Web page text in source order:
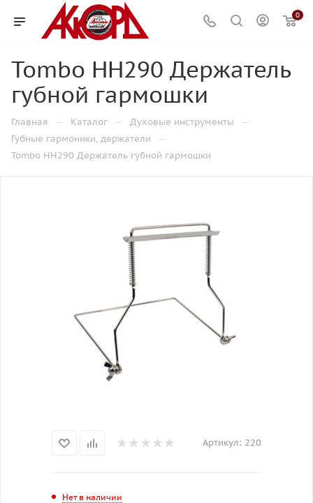
0
Tombo HH290 Держатель
губной гармошки
Главная — Каталог — Духовые инструменты —
Губные гармоники, держатели —
Tombo HH290 Держатель губной гармошки
Артикул: 220
Нет в наличии